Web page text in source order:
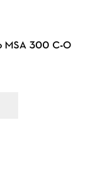
MSA 300 C-O